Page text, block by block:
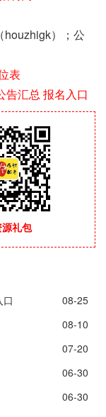
houzhigk）；公
表
告汇总 报名入口
礼包
08-25
08-10
07-20
06-30
06-30